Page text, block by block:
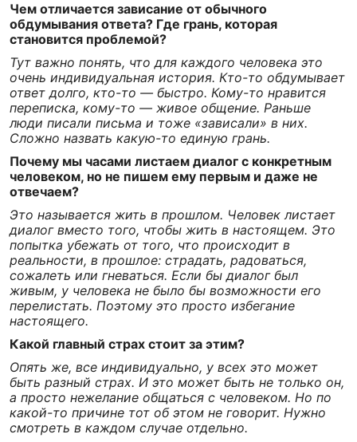
Чем отличается зависание от обычного
обдумывания ответа? Где грань, которая
становится проблемой?
Тут важно понять, что для каждого человека это
очень индивидуальная история. Кто-то обдумывает
ответ долго, кто-то — быстро. Кому-то нравится
переписка, кому-то — живое общение. Раньше
люди писали письма и тоже «зависали» в них.
Сложно назвать какую-то единую грань.
Почему мы часами листаем диалог с конкретным
человеком, но не пишем ему первым и даже не
отвечаем?
Это называется жить в прошлом. Человек листает
диалог вместо того, чтобы жить в настоящем. Это
попытка убежать от того, что происходит в
реальности, в прошлое: страдать, радоваться,
сожалеть или гневаться. Если бы диалог был
живым, у человека не было бы возможности его
перелистать. Поэтому это просто избегание
настоящего.
Какой главный страх стоит за этим?
Опять же, все индивидуально, у всех это может
быть разный страх. И это может быть не только он,
а просто нежелание общаться с человеком. Но по
какой-то причине тот об этом не говорит. Нужно
смотреть в каждом случае отдельно.